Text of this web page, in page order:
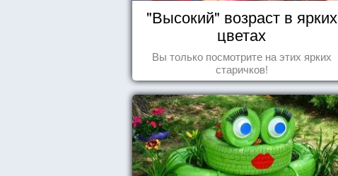
"Высокий" возраст в ярких
цветах
Вы только посмотрите на этих ярких
старичков!